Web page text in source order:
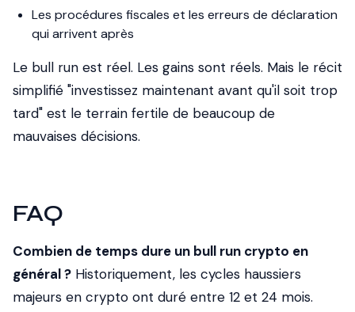
Les procédures fiscales et les erreurs de déclaration
qui arrivent après
Le bull run est réel. Les gains sont réels. Mais le récit
simplifié "investissez maintenant avant qu'il soit trop
tard" est le terrain fertile de beaucoup de
mauvaises décisions.
FAQ
Combien de temps dure un bull run crypto en
général ? Historiquement, les cycles haussiers
majeurs en crypto ont duré entre 12 et 24 mois.